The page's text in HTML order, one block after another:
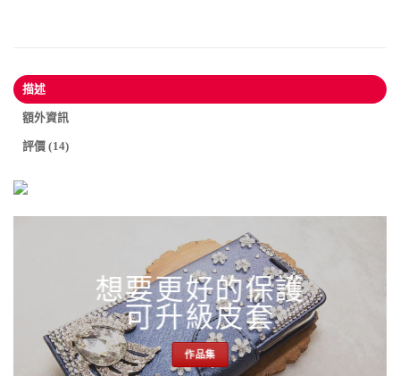
描述
額外資訊
評價 (14)
想要更好的保護
可升級皮套
作品集